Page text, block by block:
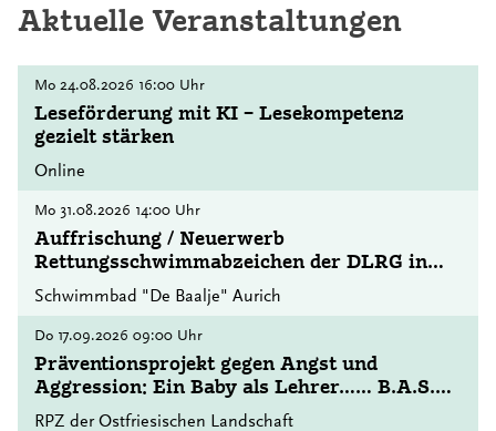
Aktuelle Veranstaltungen
Mo 24.08.2026 16:00 Uhr
Leseförderung mit KI – Lesekompetenz
gezielt stärken
Online
Mo 31.08.2026 14:00 Uhr
Auffrischung / Neuerwerb
Rettungsschwimmabzeichen der DLRG in
Bronze oder Silber
Schwimmbad "De Baalje" Aurich
Do 17.09.2026 09:00 Uhr
Präventionsprojekt gegen Angst und
Aggression: Ein Baby als Lehrer…… B.A.S.E.
– BABYWATCHING
RPZ der Ostfriesischen Landschaft